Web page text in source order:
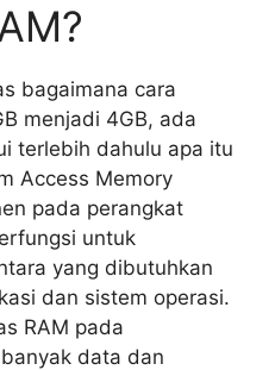
bagaimana cara
menjadi 4GB, ada
terlebih dahulu apa itu
Access Memory
pada perangkat
untuk
yang dibutuhkan
dan sistem operasi.
RAM pada
data dan